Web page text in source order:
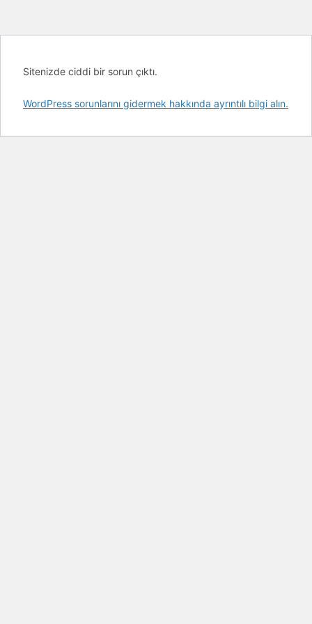
Sitenizde ciddi bir sorun çıktı.
WordPress sorunlarını gidermek hakkında ayrıntılı bilgi alın.